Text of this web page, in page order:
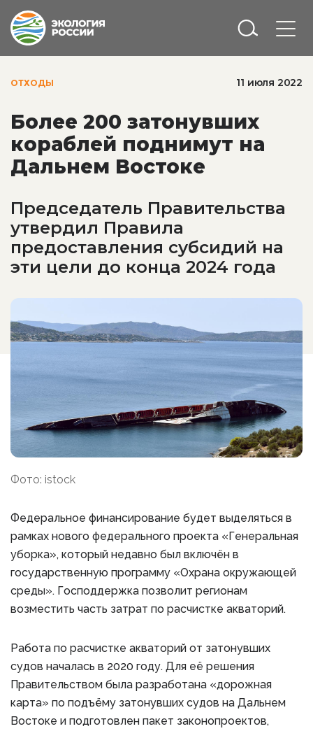
ОТХОДЫ 11 июля 2022
Более 200 затонувших
кораблей поднимут на
Дальнем Востоке
Председатель Правительства
утвердил Правила
предоставления субсидий на
эти цели до конца 2024 года
Фото: istock
Федеральное финансирование будет выделяться в
рамках нового федерального проекта «Генеральная
уборка», который недавно был включён в
государственную программу «Охрана окружающей
среды». Господдержка позволит регионам
возместить часть затрат по расчистке акваторий.
Работа по расчистке акваторий от затонувших
судов началась в 2020 году. Для её решения
Правительством была разработана «дорожная
карта» по подъёму затонувших судов на Дальнем
Востоке и подготовлен пакет законопроектов,